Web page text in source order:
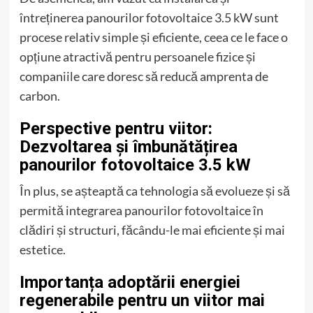
întreținerea panourilor fotovoltaice 3.5 kW sunt
procese relativ simple și eficiente, ceea ce le face o
opțiune atractivă pentru persoanele fizice și
companiile care doresc să reducă amprenta de
carbon.
Perspective pentru viitor:
Dezvoltarea și îmbunătățirea
panourilor fotovoltaice 3.5 kW
În plus, se așteaptă ca tehnologia să evolueze și să
permită integrarea panourilor fotovoltaice în
clădiri și structuri, făcându-le mai eficiente și mai
estetice.
Importanța adoptării energiei
regenerabile pentru un viitor mai